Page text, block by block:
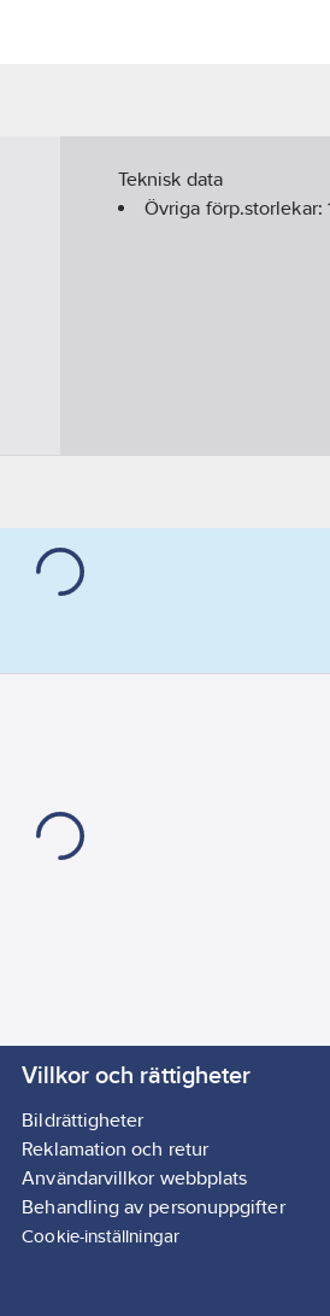
Teknisk data
Övriga förp.storlekar:
Villkor och rättigheter
Bildrättigheter
Reklamation och retur
Användarvillkor webbplats
Behandling av personuppgifter
Cookie-inställningar